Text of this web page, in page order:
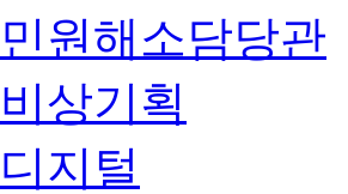
민원해소담당관
비상기획
디지털